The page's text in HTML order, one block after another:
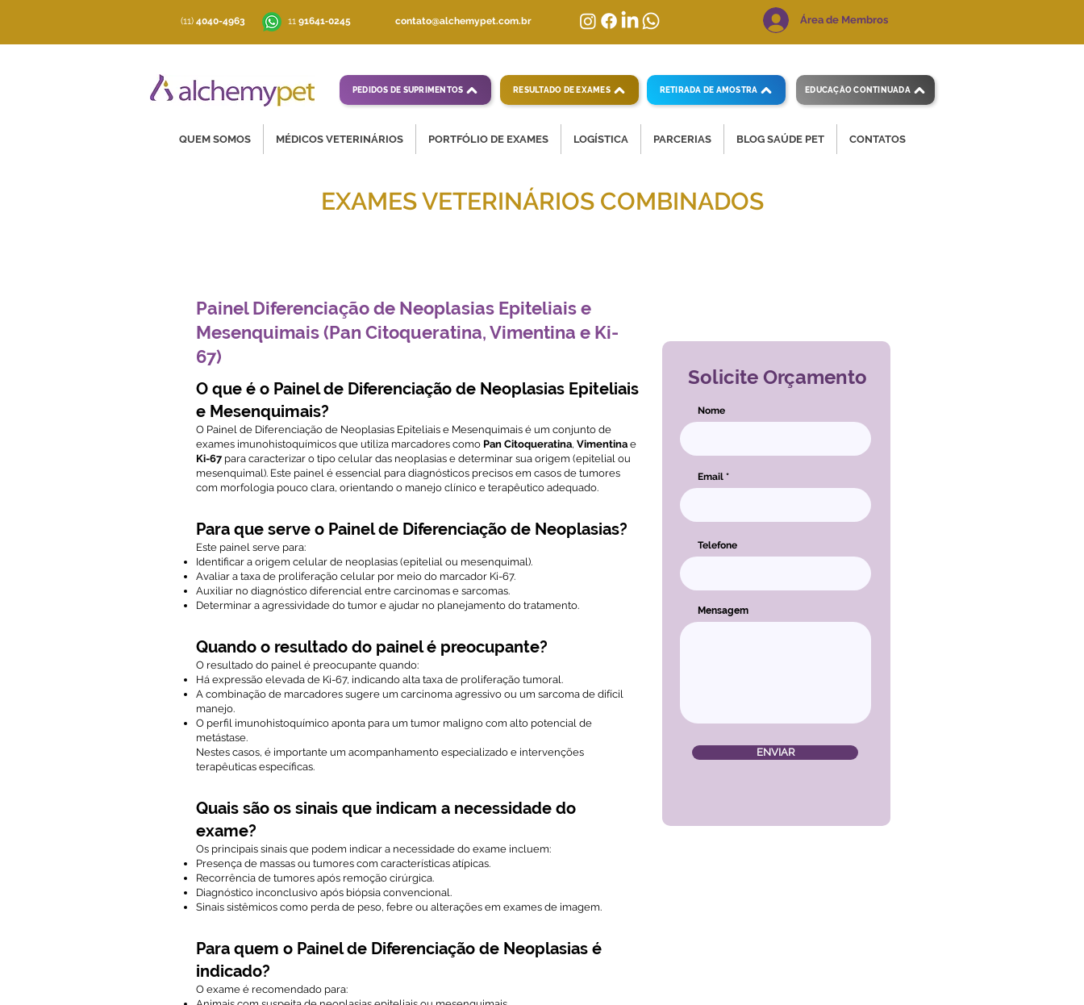
(11) 4040-4963 ‪11 91641‑0245 contato@alchemypet.com.br Área de Membros
PEDIDOS DE SUPRIMENTOS RESULTADO DE EXAMES RETIRADA DE AMOSTRA EDUCAÇÃO CONTINUADA
QUEM SOMOS MÉDICOS VETERINÁRIOS PORTFÓLIO DE EXAMES LOGÍSTICA PARCERIAS BLOG SAÚDE PET CONTATOS
EXAMES VETERINÁRIOS COMBINADOS
Painel Diferenciação de Neoplasias Epiteliais e
Mesenquimais (Pan Citoqueratina, Vimentina e Ki-
67)
O que é o Painel de Diferenciação de Neoplasias Epiteliais
e Mesenquimais?
O Painel de Diferenciação de Neoplasias Epiteliais e Mesenquimais é um conjunto de
exames imunohistoquímicos que utiliza marcadores como Pan Citoqueratina, Vimentina e
Ki-67para caracterizar o tipo celular das neoplasias e determinar sua origem (epitelial ou
mesenquimal). Este painel é essencial para diagnósticos precisos em casos de tumores
com morfologia pouco clara, orientando o manejo clínico e terapêutico adequado.
Para que serve o Painel de Diferenciação de Neoplasias?
Este painel serve para:
Identificar a origem celular de neoplasias (epitelial ou mesenquimal).
Avaliar a taxa de proliferação celular por meio do marcador Ki-67.
Auxiliar no diagnóstico diferencial entre carcinomas e sarcomas.
Determinar a agressividade do tumor e ajudar no planejamento do tratamento.
Quando o resultado do painel é preocupante?
O resultado do painel é preocupante quando:
Há expressão elevada de Ki-67, indicando alta taxa de proliferação tumoral.
A combinação de marcadores sugere um carcinoma agressivo ou um sarcoma de difícil
manejo.
O perfil imunohistoquímico aponta para um tumor maligno com alto potencial de
metástase.
Nestes casos, é importante um acompanhamento especializado e intervenções
terapêuticas específicas.
Quais são os sinais que indicam a necessidade do
exame?
Os principais sinais que podem indicar a necessidade do exame incluem:
Presença de massas ou tumores com características atípicas.
Recorrência de tumores após remoção cirúrgica.
Diagnóstico inconclusivo após biópsia convencional.
Sinais sistêmicos como perda de peso, febre ou alterações em exames de imagem.
Para quem o Painel de Diferenciação de Neoplasias é
indicado?
O exame é recomendado para:
Solicite Orçamento
Nome
Email
Telefone
Mensagem
ENVIAR